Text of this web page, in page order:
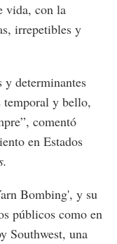
vida, con la
irrepetibles y
y determinantes
temporal y bello,
comentó
en Estados
Bombing', y su
públicos como en
Southwest, una